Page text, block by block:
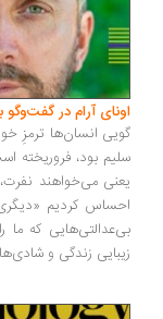
آرام در گفت‌وگو با
انسان‌ها ترمزِ خود را
بود، فروریخته است. در
می‌خواهند نفرت،
کردیم «دیگری»
که ما را
زندگی و شادی‌هایش...